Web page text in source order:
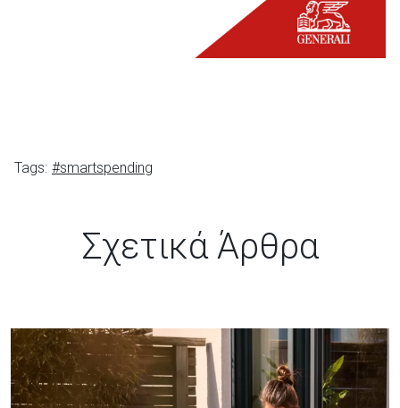
Tags: #smartspending
Σχετικά Άρθρα